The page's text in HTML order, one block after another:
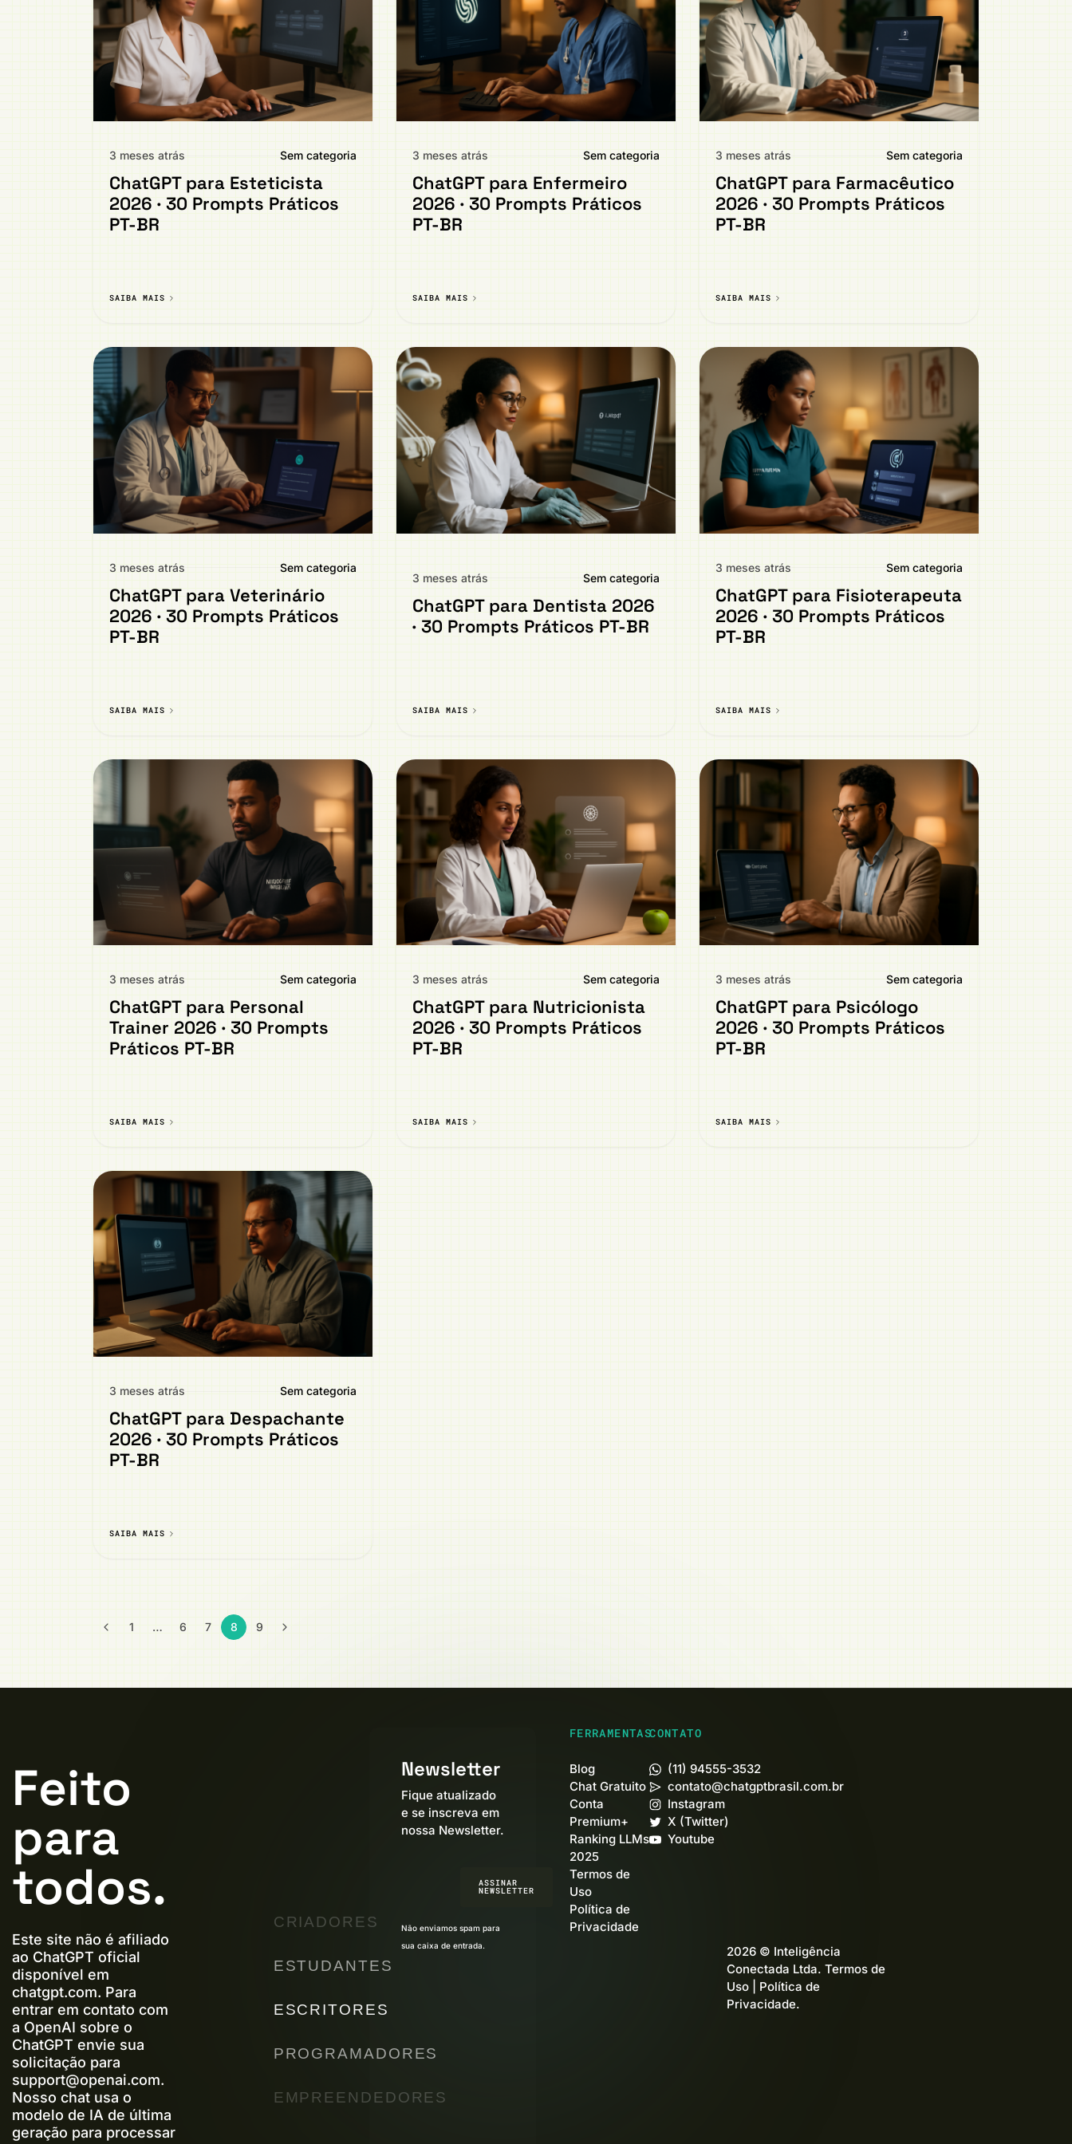
3 meses atrás Sem categoria
ChatGPT para Esteticista
2026 · 30 Prompts Práticos
PT-BR
SAIBA MAIS
3 meses atrás Sem categoria
ChatGPT para Enfermeiro
2026 · 30 Prompts Práticos
PT-BR
SAIBA MAIS
3 meses atrás Sem categoria
ChatGPT para Farmacêutico
2026 · 30 Prompts Práticos
PT-BR
SAIBA MAIS
3 meses atrás Sem categoria
ChatGPT para Veterinário
2026 · 30 Prompts Práticos
PT-BR
SAIBA MAIS
3 meses atrás Sem categoria
ChatGPT para Dentista 2026
· 30 Prompts Práticos PT-BR
SAIBA MAIS
3 meses atrás Sem categoria
ChatGPT para Fisioterapeuta
2026 · 30 Prompts Práticos
PT-BR
SAIBA MAIS
3 meses atrás Sem categoria
ChatGPT para Personal
Trainer 2026 · 30 Prompts
Práticos PT-BR
SAIBA MAIS
3 meses atrás Sem categoria
ChatGPT para Nutricionista
2026 · 30 Prompts Práticos
PT-BR
SAIBA MAIS
3 meses atrás Sem categoria
ChatGPT para Psicólogo
2026 · 30 Prompts Práticos
PT-BR
SAIBA MAIS
3 meses atrás Sem categoria
ChatGPT para Despachante
2026 · 30 Prompts Práticos
PT-BR
SAIBA MAIS
1 … 6 7 8 9
Feito
para
todos.
Este site não é afiliado
ao ChatGPT oficial
disponível em
chatgpt.com. Para
entrar em contato com
a OpenAI sobre o
ChatGPT envie sua
solicitação para
support@openai.com.
Nosso chat usa o
modelo de IA de última
geração para processar
CRIADORES
ESTUDANTES
ESCRITORES
PROGRAMADORES
EMPREENDEDORES
Newsletter
Fique atualizado
e se inscreva em
nossa Newsletter.
ASSINAR
NEWSLETTER
Não enviamos spam para
sua caixa de entrada.
FERRAMENTAS
Blog
Chat Gratuito
Conta
Premium+
Ranking LLMs
2025
Termos de
Uso
Política de
Privacidade
CONTATO
(11) 94555-3532
contato@chatgptbrasil.com.br
Instagram
X (Twitter)
Youtube
2026 © Inteligência
Conectada Ltda. Termos de
Uso
Política de
Privacidade.